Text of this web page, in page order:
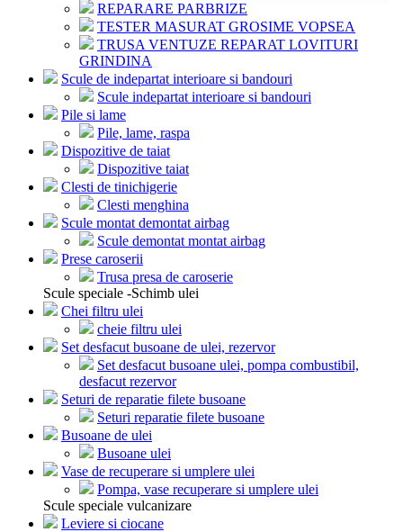
REPARARE PARBRIZE
TESTER MASURAT GROSIME VOPSEA
TRUSA VENTUZE REPARAT LOVITURI
GRINDINA
Scule de indepartat interioare si bandouri
Scule indepartat interioare si bandouri
Pile si lame
Pile, lame, raspa
Dispozitive de taiat
Dispozitive taiat
Clesti de tinichigerie
Clesti menghina
Scule montat demontat airbag
Scule demontat montat airbag
Prese caroserii
Trusa presa de caroserie
Scule speciale -Schimb ulei
Chei filtru ulei
cheie filtru ulei
Set desfacut busoane de ulei, rezervor
Set desfacut busoane ulei, pompa combustibil,
desfacut rezervor
Seturi de reparatie filete busoane
Seturi reparatie filete busoane
Busoane de ulei
Busoane ulei
Vase de recuperare si umplere ulei
Pompa, vase recuperare si umplere ulei
Scule speciale vulcanizare
Leviere si ciocane